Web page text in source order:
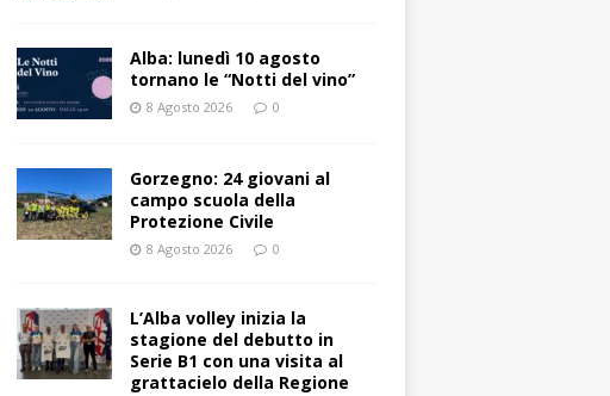
Alba: lunedì 10 agosto
tornano le “Notti del vino”
8 Agosto 2026 0
Gorzegno: 24 giovani al
campo scuola della
Protezione Civile
8 Agosto 2026 0
L’Alba volley inizia la
stagione del debutto in
Serie B1 con una visita al
grattacielo della Regione